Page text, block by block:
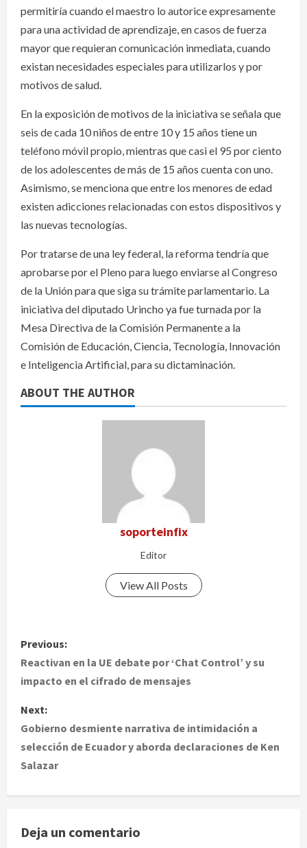
permitiría cuando el maestro lo autorice expresamente
para una actividad de aprendizaje, en casos de fuerza
mayor que requieran comunicación inmediata, cuando
existan necesidades especiales para utilizarlos y por
motivos de salud.
En la exposición de motivos de la iniciativa se señala que
seis de cada 10 niños de entre 10 y 15 años tiene un
teléfono móvil propio, mientras que casi el 95 por ciento
de los adolescentes de más de 15 años cuenta con uno.
Asimismo, se menciona que entre los menores de edad
existen adicciones relacionadas con estos dispositivos y
las nuevas tecnologías.
Por tratarse de una ley federal, la reforma tendría que
aprobarse por el Pleno para luego enviarse al Congreso
de la Unión para que siga su trámite parlamentario. La
iniciativa del diputado Urincho ya fue turnada por la
Mesa Directiva de la Comisión Permanente a la
Comisión de Educación, Ciencia, Tecnología, Innovación
e Inteligencia Artificial, para su dictaminación.
ABOUT THE AUTHOR
soporteinfix
Editor
View All Posts
P
o
t
n
i
Previous:
Reactivan en la UE debate por ‘Chat Control’ y su
impacto en el cifrado de mensajes
Next:
Gobierno desmiente narrativa de intimidación a
selección de Ecuador y aborda declaraciones de Ken
Salazar
Deja un comentario